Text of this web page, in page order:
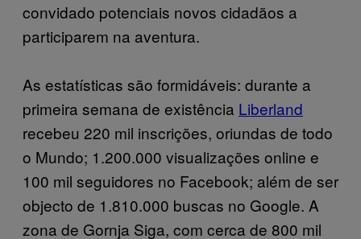
convidado potenciais novos cidadãos a
participarem na aventura.
As estatísticas são formidáveis: durante a
primeira semana de existência Liberland
recebeu 220 mil inscrições, oriundas de todo
o Mundo; 1.200.000 visualizações online e
100 mil seguidores no Facebook; além de ser
objecto de 1.810.000 buscas no Google. A
zona de Gornja Siga, com cerca de 800 mil